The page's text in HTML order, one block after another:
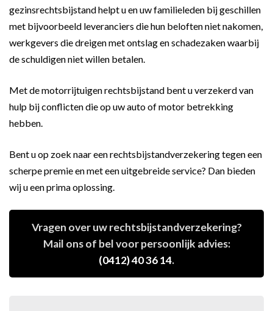
gezinsrechtsbijstand helpt u en uw familieleden bij geschillen
met bijvoorbeeld leveranciers die hun beloften niet nakomen,
werkgevers die dreigen met ontslag en schadezaken waarbij
de schuldigen niet willen betalen.
Met de motorrijtuigen rechtsbijstand bent u verzekerd van
hulp bij conflicten die op uw auto of motor betrekking
hebben.
Bent u op zoek naar een rechtsbijstandverzekering tegen een
scherpe premie en met een uitgebreide service? Dan bieden
wij u een prima oplossing.
Vragen over uw rechtsbijstandverzekering?
Mail ons of bel voor persoonlijk advies:
(0412) 40 36 14.